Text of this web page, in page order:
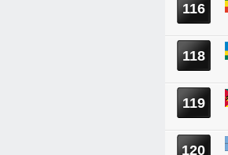
116
118
119
120